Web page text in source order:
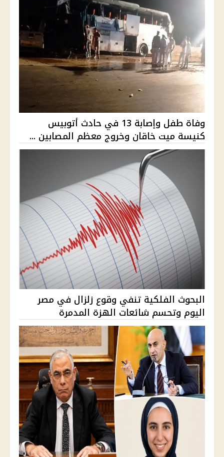
وفاة طفل وإصابة 13 في حادث أتوبيس
كنيسة ميت خاقان وخروج معظم المصابين ...
البحوث الفلكية تنفي وقوع زلزال في مصر
اليوم وتحسم شائعات الهزة المدمرة